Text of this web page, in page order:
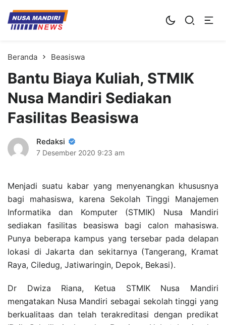
Kampus Digital Bisnis
Universitas Nusa Mandiri
Beranda Beasiswa
Bantu Biaya Kuliah, STMIK
Nusa Mandiri Sediakan
Fasilitas Beasiswa
Redaksi
7 Desember 2020 9:23 am
Menjadi suatu kabar yang menyenangkan khususnya
bagi mahasiswa, karena Sekolah Tinggi Manajemen
Informatika dan Komputer (STMIK) Nusa Mandiri
sediakan fasilitas beasiswa bagi calon mahasiswa.
Punya beberapa kampus yang tersebar pada delapan
lokasi di Jakarta dan sekitarnya (Tangerang, Kramat
Raya, Ciledug, Jatiwaringin, Depok, Bekasi).
Dr Dwiza Riana, Ketua STMIK Nusa Mandiri
mengatakan Nusa Mandiri sebagai sekolah tinggi yang
berkualitaas dan telah terakreditasi dengan predikat